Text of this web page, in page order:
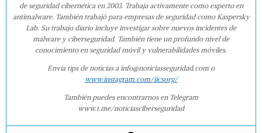
de seguridad cibernética en 2003. Trabaja activamente como experto en
antimalware. También trabajó para empresas de seguridad como Kaspersky
Lab. Su trabajo diario incluye investigar sobre nuevos incidentes de
malware y ciberseguridad. También tiene un profundo nivel de
conocimiento en seguridad móvil y vulnerabilidades móviles.
Envía tips de noticias a info@noticiasseguridad.com o
www.instagram.com/iicsorg/
También puedes encontrarnos en Telegram
www.t.me/noticiasciberseguridad